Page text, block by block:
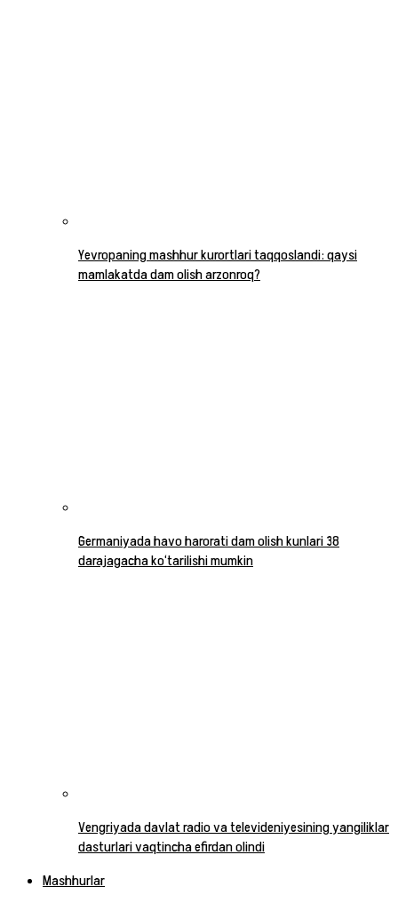
Yevropaning mashhur kurortlari taqqoslandi: qaysi
mamlakatda dam olish arzonroq?
Germaniyada havo harorati dam olish kunlari 38
darajagacha ko‘tarilishi mumkin
Vengriyada davlat radio va televideniyesining yangiliklar
dasturlari vaqtincha efirdan olindi
Mashhurlar